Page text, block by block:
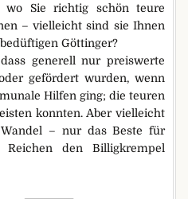
wo Sie richtig schön teure
– vielleicht sind sie Ihnen
Göttinger?
generell nur preiswerte
gefördert wurden, wenn
Hilfen ging; die teuren
konnten. Aber vielleicht
– nur das Beste für
den Billigkrempel